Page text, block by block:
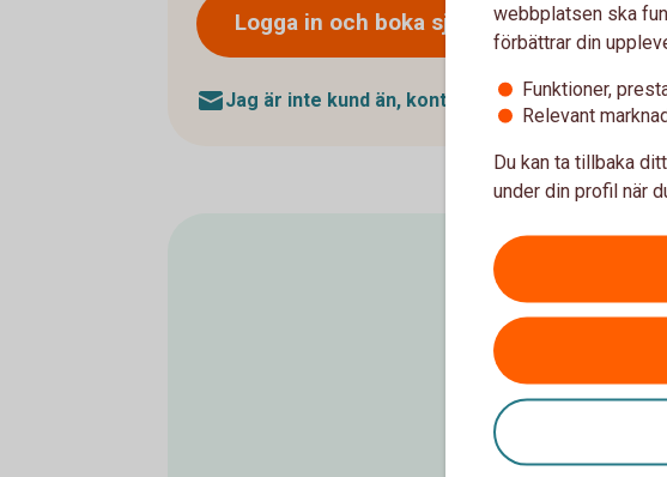
Logga in och boka själv
Jag är inte kund än, kontakta mig gärna
webbplatsen ska
förbättrar din
Funktioner,
Relevant
Du kan ta tillbaka
under din profil när